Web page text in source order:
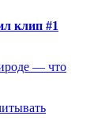
клип #1
— что